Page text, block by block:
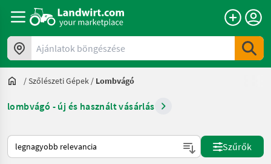
Ajánlatok böngészése
/Szőlészeti Gépek / Lombvágó
lombvágó - új és használt vásárlás
Így van sorba rendezve a Landwirt.com-on
Szűrők